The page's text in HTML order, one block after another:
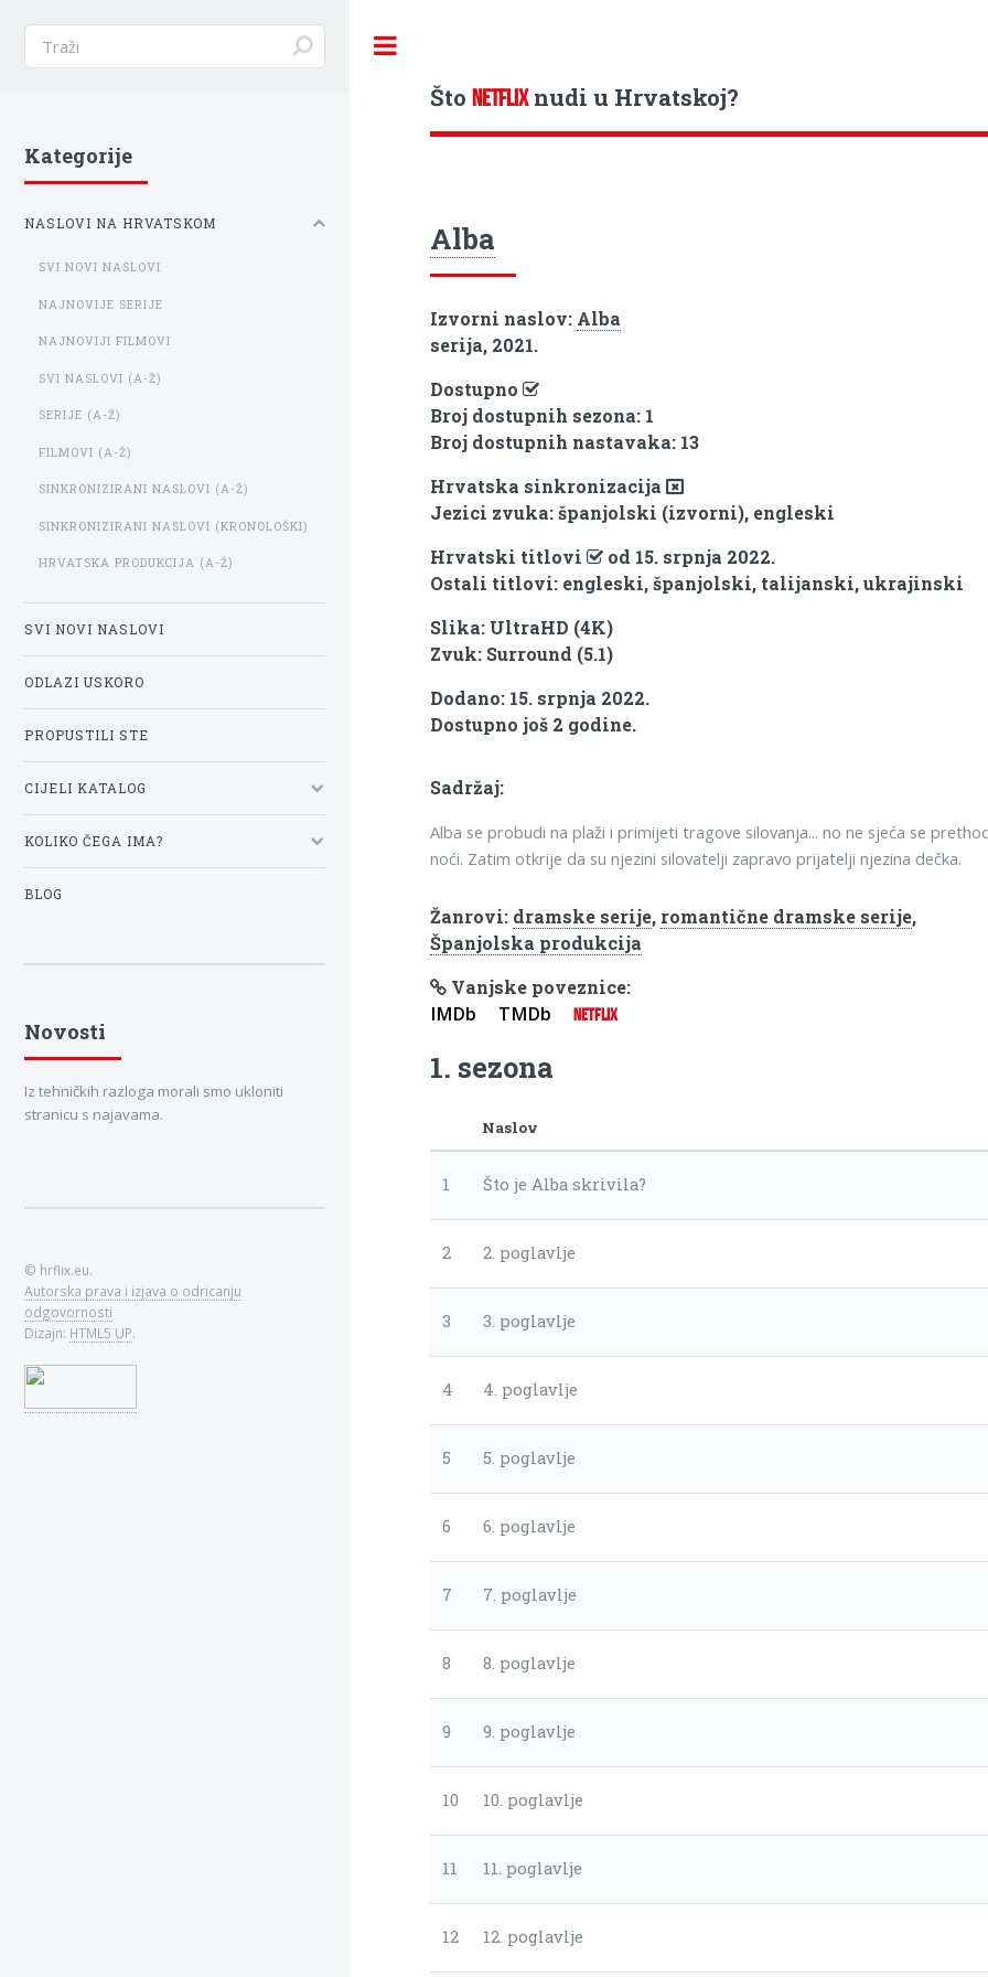
ŠtoNETFLIXnudi u Hrvatskoj?
Alba
Izvorni naslov: Alba
serija, 2021.
Dostupno
Broj dostupnih sezona: 1
Broj dostupnih nastavaka: 13
Hrvatska sinkronizacija
Jezici zvuka: španjolski (izvorni), engleski
Hrvatski titlovi
od 15. srpnja 2022.
Ostali titlovi: engleski, španjolski, talijanski, ukrajinski
Slika: UltraHD (4K)
Zvuk: Surround (5.1)
Dodano: 15. srpnja 2022.
Dostupno još 2 godine.
Sadržaj:
Alba se probudi na plaži i primijeti tragove silovanja... no ne sjeća se
noći. Zatim otkrije da su njezini silovatelji zapravo prijatelji njezina dečka.
Žanrovi: dramske serije, romantične dramske serije,
Španjolska produkcija
Vanjske poveznice:
IMDb TMDb NETFLIX
1. sezona
Naslov
1 Što je Alba skrivila?
2 2. poglavlje
3 3. poglavlje
4 4. poglavlje
5 5. poglavlje
6 6. poglavlje
7 7. poglavlje
8 8. poglavlje
9 9. poglavlje
10 10. poglavlje
11 11. poglavlje
12 12. poglavlje
Kategorije
NASLOVI NA HRVATSKOM
SVI NOVI NASLOVI
NAJNOVIJE SERIJE
NAJNOVIJI FILMOVI
SVI NASLOVI (A-Ž)
SERIJE (A-Ž)
FILMOVI (A-Ž)
SINKRONIZIRANI NASLOVI (A-Ž)
SINKRONIZIRANI NASLOVI (KRONOLOŠKI)
HRVATSKA PRODUKCIJA (A-Ž)
SVI NOVI NASLOVI
ODLAZI USKORO
PROPUSTILI STE
CIJELI KATALOG
KOLIKO ČEGA IMA?
BLOG
Novosti
Iz tehničkih razloga morali smo ukloniti
stranicu s najavama.
© hrflix.eu.
Autorska prava i izjava o odricanju
odgovornosti
Dizajn: HTML5 UP.
Toggle